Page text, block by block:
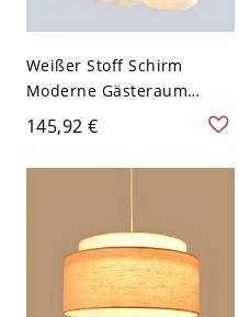
Weißer Stoff Schirm
Moderne Gästeraum
Pendelleuchte Wolke
Design 4-Birne
Pendellampe - 110V-120V
145,92 €